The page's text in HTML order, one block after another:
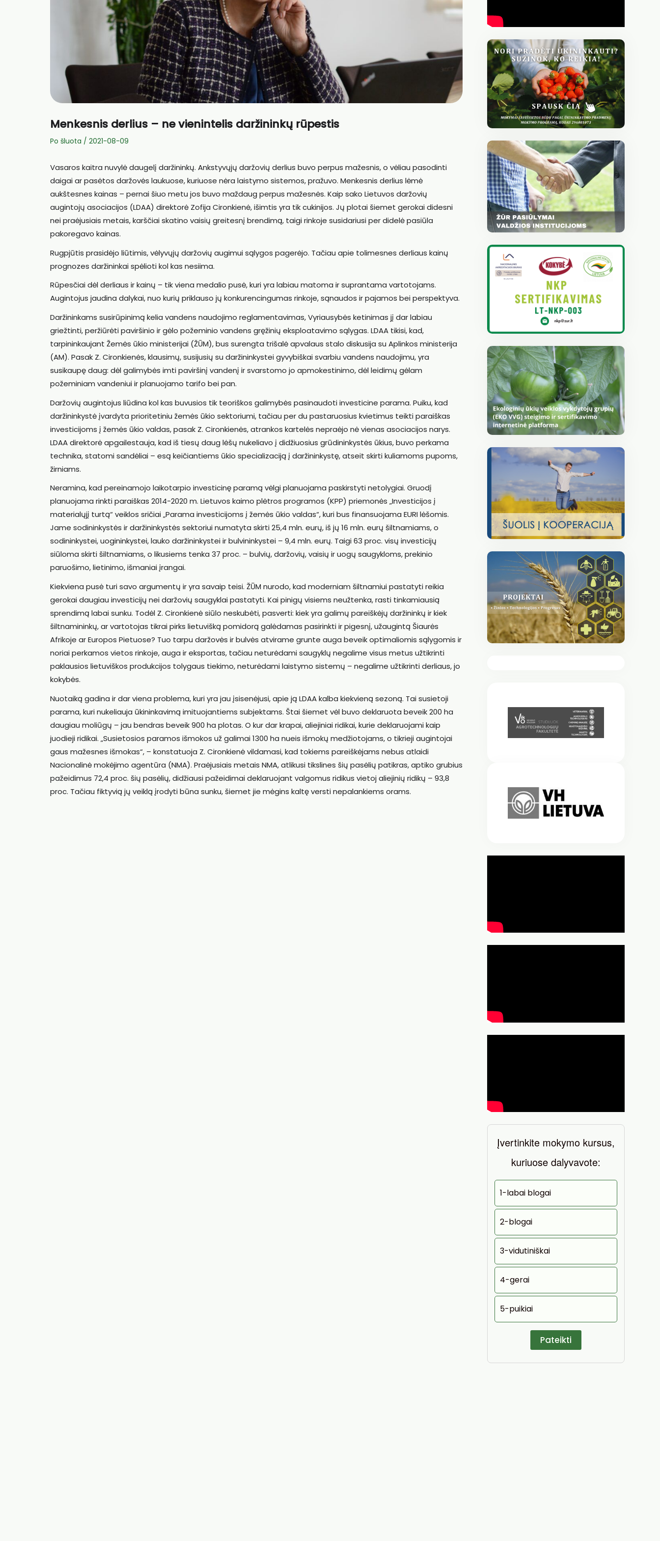
Menkesnis derlius – ne vienintelis daržininkų rūpestis
Po šluota / 2021-08-09
Vasaros kaitra nuvylė daugelį daržininkų. Ankstyvųjų daržovių derlius buvo perpus mažesnis, o vėliau pasodinti
daigai ar pasėtos daržovės laukuose, kuriuose nėra laistymo sistemos, pražuvo. Menkesnis derlius lėmė
aukštesnes kainas – pernai šiuo metu jos buvo maždaug perpus mažesnės. Kaip sako Lietuvos daržovių
augintojų asociacijos (LDAA) direktorė Zofija Cironkienė, išimtis yra tik cukinijos. Jų plotai šiemet gerokai didesni
nei praėjusiais metais, karščiai skatino vaisių greitesnį brendimą, taigi rinkoje susidariusi per didelė pasiūla
pakoregavo kainas.
Rugpjūtis prasidėjo liūtimis, vėlyvųjų daržovių augimui sąlygos pagerėjo. Tačiau apie tolimesnes derliaus kainų
prognozes daržininkai spėlioti kol kas nesiima.
Rūpesčiai dėl derliaus ir kainų – tik viena medalio pusė, kuri yra labiau matoma ir suprantama vartotojams.
Augintojus jaudina dalykai, nuo kurių priklauso jų konkurencingumas rinkoje, sąnaudos ir pajamos bei perspektyva.
Daržininkams susirūpinimą kelia vandens naudojimo reglamentavimas, Vyriausybės ketinimas jį dar labiau
griežtinti, peržiūrėti paviršinio ir gėlo požeminio vandens gręžinių eksploatavimo sąlygas. LDAA tikisi, kad,
tarpininkaujant Žemės ūkio ministerijai (ŽŪM), bus surengta trišalė apvalaus stalo diskusija su Aplinkos ministerija
(AM). Pasak Z. Cironkienės, klausimų, susijusių su daržininkystei gyvybiškai svarbiu vandens naudojimu, yra
susikaupę daug: dėl galimybės imti paviršinį vandenį ir svarstomo jo apmokestinimo, dėl leidimų gėlam
požeminiam vandeniui ir planuojamo tarifo bei pan.
Daržovių augintojus liūdina kol kas buvusios tik teoriškos galimybės pasinaudoti investicine parama. Puiku, kad
daržininkystė įvardyta prioritetiniu žemės ūkio sektoriumi, tačiau per du pastaruosius kvietimus teikti paraiškas
investicijoms į žemės ūkio valdas, pasak Z. Cironkienės, atrankos kartelės nepraėjo nė vienas asociacijos narys.
LDAA direktorė apgailestauja, kad iš tiesų daug lėšų nukeliavo į didžiuosius grūdininkystės ūkius, buvo perkama
technika, statomi sandėliai – esą keičiantiems ūkio specializaciją į daržininkystę, atseit skirti kuliamoms pupoms,
žirniams.
Neramina, kad pereinamojo laikotarpio investicinę paramą vėlgi planuojama paskirstyti netolygiai. Gruodį
planuojama rinkti paraiškas 2014-2020 m. Lietuvos kaimo plėtros programos (KPP) priemonės „Investicijos į
materialųjį turtą“ veiklos sričiai „Parama investicijoms į žemės ūkio valdas“, kuri bus finansuojama EURI lėšomis.
Jame sodininkystės ir daržininkystės sektoriui numatyta skirti 25,4 mln. eurų, iš jų 16 mln. eurų šiltnamiams, o
sodininkystei, uogininkystei, lauko daržininkystei ir bulvininkystei – 9,4 mln. eurų. Taigi 63 proc. visų investicijų
siūloma skirti šiltnamiams, o likusiems tenka 37 proc. – bulvių, daržovių, vaisių ir uogų saugykloms, prekinio
paruošimo, lietinimo, išmaniai įrangai.
Kiekviena pusė turi savo argumentų ir yra savaip teisi. ŽŪM nurodo, kad moderniam šiltnamiui pastatyti reikia
gerokai daugiau investicijų nei daržovių saugyklai pastatyti. Kai pinigų visiems neužtenka, rasti tinkamiausią
sprendimą labai sunku. Todėl Z. Cironkienė siūlo neskubėti, pasverti: kiek yra galimų pareiškėjų daržininkų ir kiek
šiltnamininkų, ar vartotojas tikrai pirks lietuvišką pomidorą galėdamas pasirinkti ir pigesnį, užaugintą Šiaurės
Afrikoje ar Europos Pietuose? Tuo tarpu daržovės ir bulvės atvirame grunte auga beveik optimaliomis sąlygomis ir
noriai perkamos vietos rinkoje, auga ir eksportas, tačiau neturėdami saugyklų negalime visus metus užtikrinti
paklausios lietuviškos produkcijos tolygaus tiekimo, neturėdami laistymo sistemų – negalime užtikrinti derliaus, jo
kokybės.
Nuotaiką gadina ir dar viena problema, kuri yra jau įsisenėjusi, apie ją LDAA kalba kiekvieną sezoną. Tai susietoji
parama, kuri nukeliauja ūkininkavimą imituojantiems subjektams. Štai šiemet vėl buvo deklaruota beveik 200 ha
daugiau moliūgų – jau bendras beveik 900 ha plotas. O kur dar krapai, aliejiniai ridikai, kurie deklaruojami kaip
juodieji ridikai. „Susietosios paramos išmokos už galimai 1300 ha nueis išmokų medžiotojams, o tikrieji augintojai
gaus mažesnes išmokas“, – konstatuoja Z. Cironkienė vildamasi, kad tokiems pareiškėjams nebus atlaidi
Nacionalinė mokėjimo agentūra (NMA). Praėjusiais metais NMA, atlikusi tikslines šių pasėlių patikras, aptiko grubius
pažeidimus 72,4 proc. šių pasėlių, didžiausi pažeidimai deklaruojant valgomus ridikus vietoj aliejinių ridikų – 93,8
proc. Tačiau fiktyvią jų veiklą įrodyti būna sunku, šiemet jie mėgins kaltę versti nepalankiems orams.
Įvertinkite mokymo kursus,
kuriuose dalyvavote:
1-labai blogai
2-blogai
3-vidutiniškai
4-gerai
5-puikiai